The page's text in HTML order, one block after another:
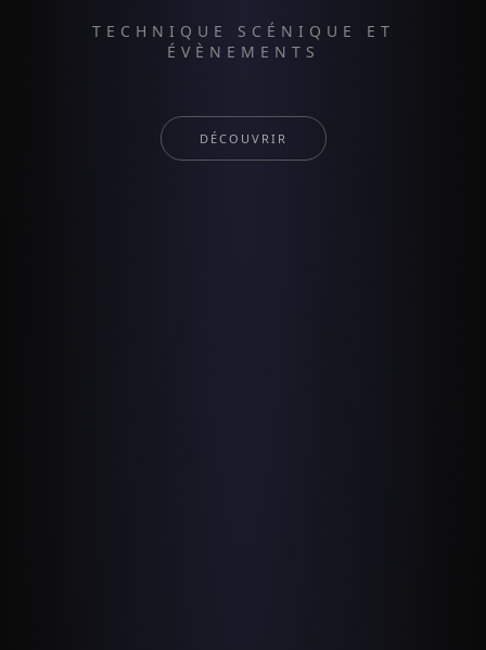
TECHNIQUE SCÉNIQUE ET
ÉVÈNEMENTS
DÉCOUVRIR